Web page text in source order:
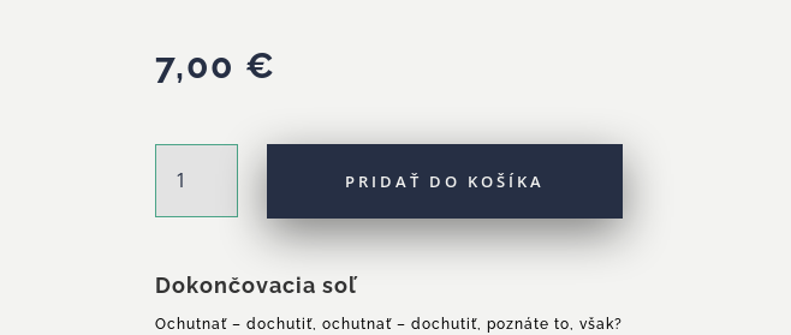
7,00 €
Pyramídová
soľ
paprikou
a
PRIDAŤ DO KOŠÍKA
Dokončovacia soľ
Ochutnať – dochutiť, ochutnať – dochutiť, poznáte to, však?